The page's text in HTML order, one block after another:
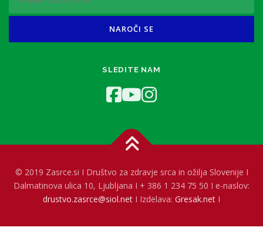
SLEDITE NAM
© 2019 Zasrce.si I Društvo za zdravje srca in ožilja Slovenije I
Dalmatinova ulica 10, Ljubljana I + 386 1 234 75 50 I e-naslov:
drustvo.zasrce@siol.net I Izdelava: Gresak.net I